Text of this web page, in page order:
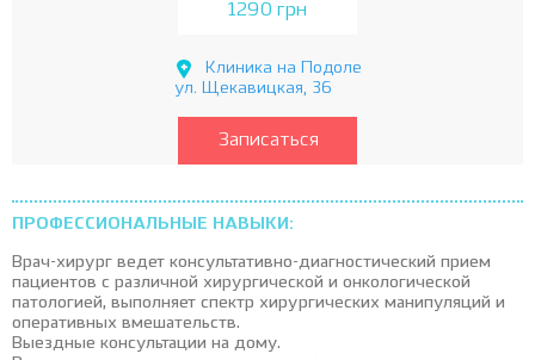
1290 грн
Клиника на Подоле
ул. Щекавицкая, 36
Записаться
ПРОФЕССИОНАЛЬНЫЕ НАВЫКИ:
Врач-хирург ведет консультативно-диагностический прием
пациентов с различной хирургической и онкологической
патологией, выполняет спектр хирургических манипуляций и
оперативных вмешательств.
Выездные консультации на дому.